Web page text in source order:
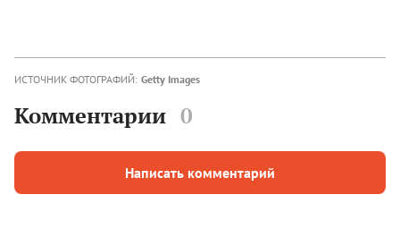
ИСТОЧНИК ФОТОГРАФИЙ: Getty Images
Комментарии 0
Написать комментарий